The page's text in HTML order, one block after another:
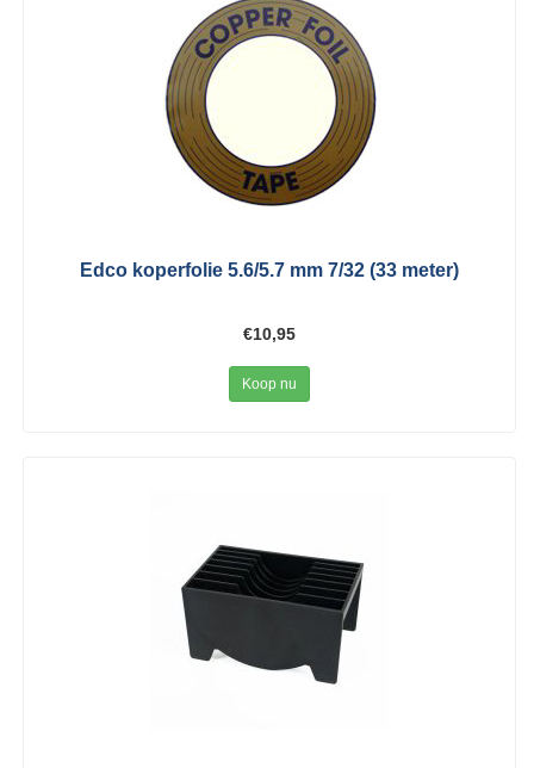
Edco koperfolie 5.6/5.7 mm 7/32 (33 meter)
€10,95
Koop nu